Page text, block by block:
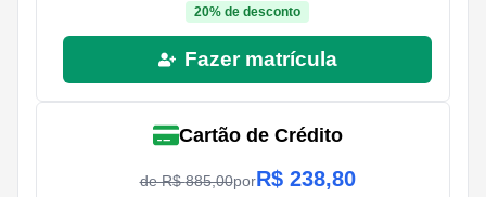
20% de desconto
Fazer matrícula
Cartão de Crédito
de R$885,00porR$ 238,80